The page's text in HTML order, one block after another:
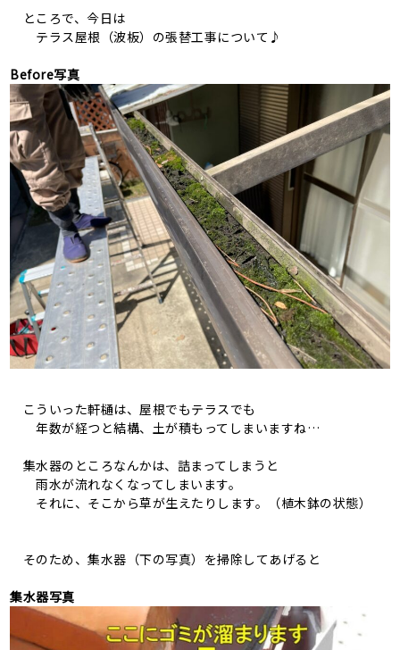
ところで、今日は
テラス屋根（波板）の張替工事について♪
Before写真
こういった軒樋は、屋根でもテラスでも
年数が経つと結構、土が積もってしまいますね…
集水器のところなんかは、詰まってしまうと
雨水が流れなくなってしまいます。
それに、そこから草が生えたりします。（植木鉢の状態）
そのため、集水器（下の写真）を掃除してあげると
集水器写真